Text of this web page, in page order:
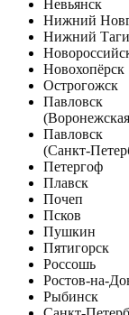
Невьянск
Нижний
Нижний
Новохопёрск
Острогожск
Павловск
Павловск
(Санкт-
Петергоф
Плавск
Почеп
Псков
Пушкин
Пятигорск
Россошь
Ростов-на-
Рыбинск